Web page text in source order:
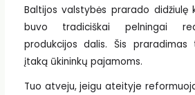
Baltijos valstybės prarado didžiulę
buvo tradiciškai pelningai
produkcijos dalis. Šis
įtaką ūkininkų pajamoms.
Tuo atveju, jeigu ateityje